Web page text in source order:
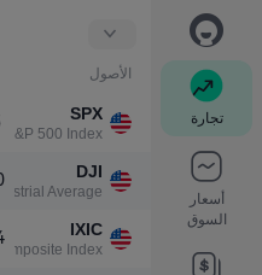
تجارة
أسعار
السوق
الأصول
SPX
S&P 500 Index
DJI
Average
IXIC
Index